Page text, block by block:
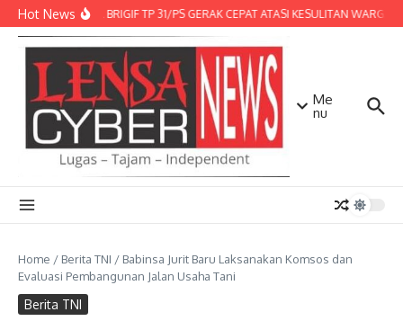
Lewati ke konten
Hot NewsDENMA BRIGIF TP 31/PS GERAK CEPAT ATASI KESULITAN WARGA,
Me
nu
Home / Berita TNI / Babinsa Jurit Baru Laksanakan Komsos dan
Evaluasi Pembangunan Jalan Usaha Tani
Berita TNI